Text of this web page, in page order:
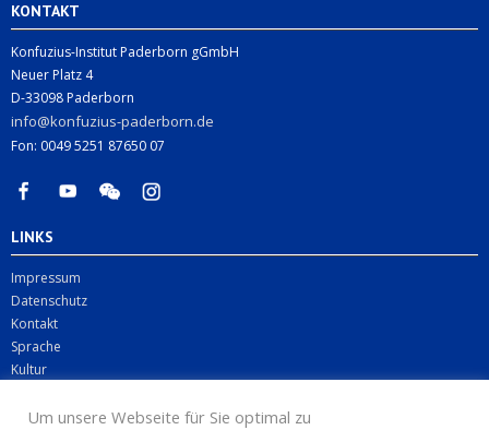
KONTAKT
Konfuzius-Institut Paderborn gGmbH
Neuer Platz 4
D-33098 Paderborn
info@konfuzius-paderborn.de
Fon: 0049 5251 87650 07
LINKS
Impressum
Datenschutz
Kontakt
Sprache
Kultur
Business
Um unsere Webseite für Sie optimal zu